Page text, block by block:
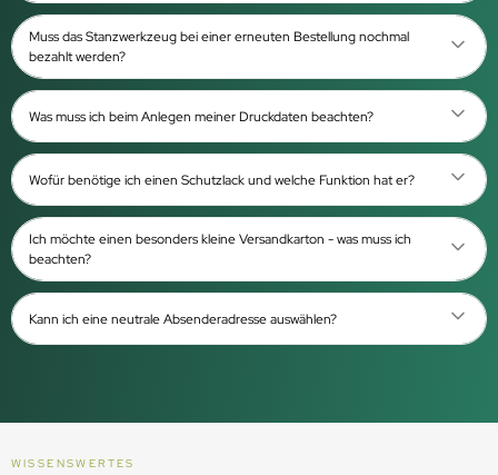
Muss das Stanzwerkzeug bei einer erneuten Bestellung nochmal
bezahlt werden?
Was muss ich beim Anlegen meiner Druckdaten beachten?
Wofür benötige ich einen Schutzlack und welche Funktion hat er?
Ich möchte einen besonders kleine Versandkarton - was muss ich
beachten?
Kann ich eine neutrale Absenderadresse auswählen?
WISSENSWERTES